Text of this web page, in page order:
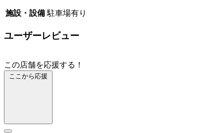
施設・設備 駐車場有り
ユーザーレビュー
この店舗を応援する！
ここから応援